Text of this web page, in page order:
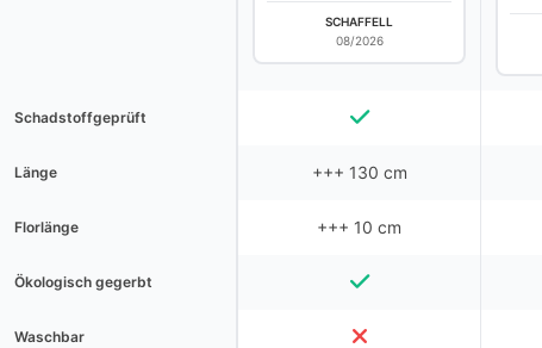
SCHAFFELL
08/2026
Schadstoffgeprüft
Länge +++ 130 cm
Florlänge +++ 10 cm
Ökologisch gegerbt
Waschbar